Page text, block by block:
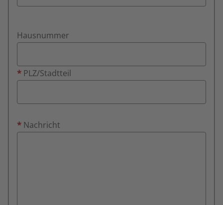
Hausnummer
* PLZ/Stadtteil
* Nachricht